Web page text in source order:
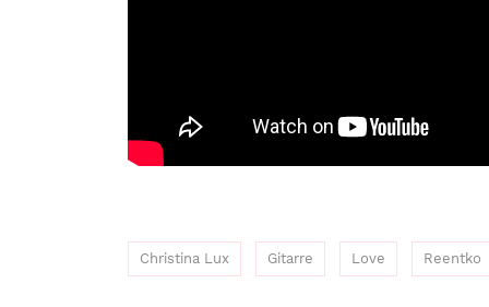
Christina Lux Gitarre Love Reentko